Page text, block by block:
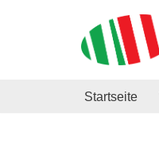
Startseite